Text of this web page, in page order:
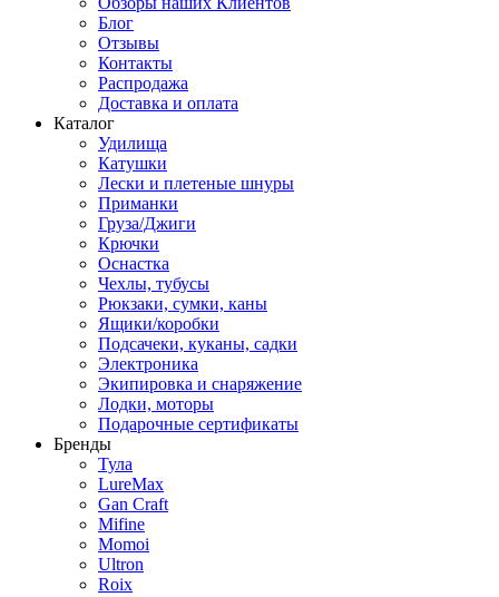
Блог
Отзывы
Контакты
Распродажа
Доставка и оплата
Каталог
Удилища
Катушки
Лески и плетеные шнуры
Приманки
Груза/Джиги
Крючки
Оснастка
Чехлы, тубусы
Рюкзаки, сумки, каны
Ящики/коробки
Подсачеки, куканы, садки
Электроника
Экипировка и снаряжение
Лодки, моторы
Подарочные сертификаты
Бренды
Тула
LureMax
Gan Craft
Mifine
Momoi
Ultron
Roix